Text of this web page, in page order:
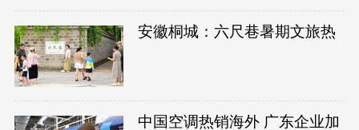
安徽桐城：六尺巷暑期文旅热
中国空调热销海外 广东企业加